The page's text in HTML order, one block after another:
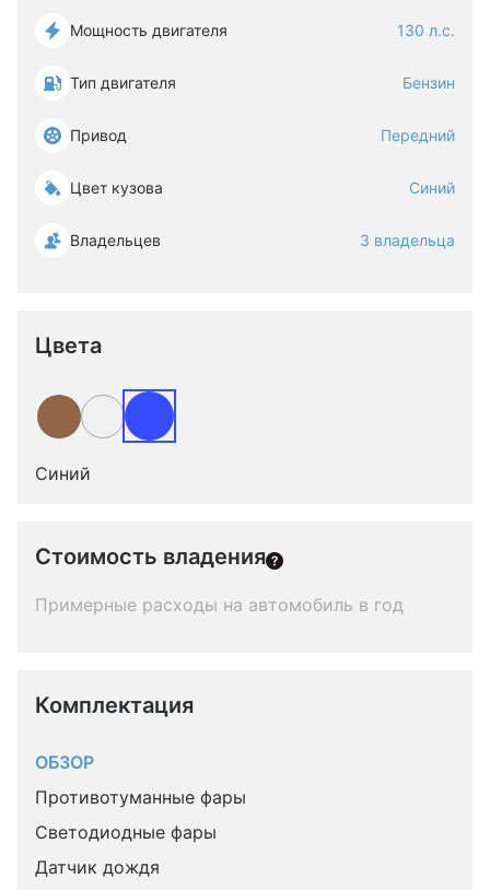
Мощность двигателя 130 л.с.
Тип двигателя Бензин
Привод Передний
Цвет кузова Синий
Владельцев 3 владельца
Цвета
Синий
Стоимость владения
Примерные расходы на автомобиль в год
Комплектация
ОБЗОР
Противотуманные фары
Светодиодные фары
Датчик дождя